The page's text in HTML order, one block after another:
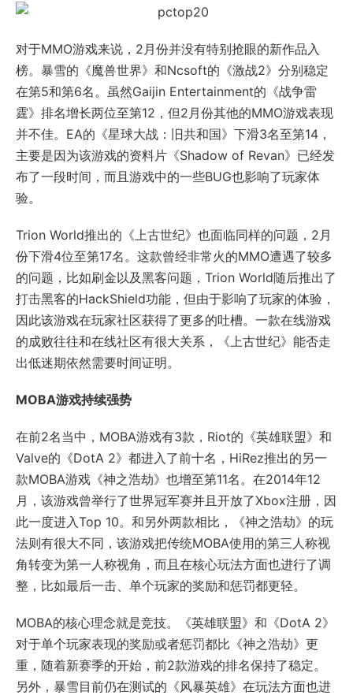
对于MMO游戏来说，2月份并没有特别抢眼的新作品入
榜。暴雪的《魔兽世界》和Ncsoft的《激战2》分别稳定
在第5和第6名。虽然Gaijin Entertainment的《战争雷
霆》排名增长两位至第12，但2月份其他的MMO游戏表现
并不佳。EA的《星球大战：旧共和国》下滑3名至第14，
主要是因为该游戏的资料片《Shadow of Revan》已经发
布了一段时间，而且游戏中的一些BUG也影响了玩家体
验。
Trion World推出的《上古世纪》也面临同样的问题，2月
份下滑4位至第17名。这款曾经非常火的MMO遭遇了较多
的问题，比如刷金以及黑客问题，Trion World随后推出了
打击黑客的HackShield功能，但由于影响了玩家的体验，
因此该游戏在玩家社区获得了更多的吐槽。一款在线游戏
的成败往往和在线社区有很大关系，《上古世纪》能否走
出低迷期依然需要时间证明。
MOBA游戏持续强势
在前2名当中，MOBA游戏有3款，Riot的《英雄联盟》和
Valve的《DotA 2》都进入了前十名，HiRez推出的另一
款MOBA游戏《神之浩劫》也增至第11名。在2014年12
月，该游戏曾举行了世界冠军赛并且开放了Xbox注册，因
此一度进入Top 10。和另外两款相比，《神之浩劫》的玩
法则有很大不同，该游戏把传统MOBA使用的第三人称视
角转变为第一人称视角，而且在核心玩法方面也进行了调
整，比如最后一击、单个玩家的奖励和惩罚都更轻。
MOBA的核心理念就是竞技。《英雄联盟》和《DotA 2》
对于单个玩家表现的奖励或者惩罚都比《神之浩劫》更
重，随着新赛季的开始，前2款游戏的排名保持了稳定。
另外，暴雪目前仍在测试的《风暴英雄》在玩法方面也进